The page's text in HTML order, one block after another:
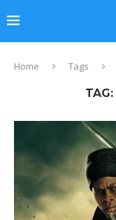
Home Tags
TAG: